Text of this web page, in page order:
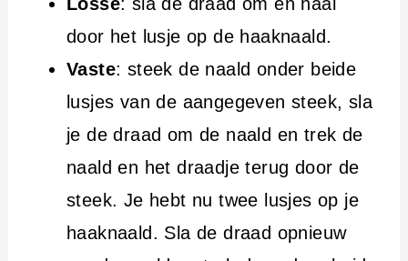
door het lusje op de haaknaald.
Vaste: steek de naald onder beide
lusjes van de aangegeven steek, sla
je de draad om de naald en trek de
naald en het draadje terug door de
steek. Je hebt nu twee lusjes op je
haaknaald. Sla de draad opnieuw